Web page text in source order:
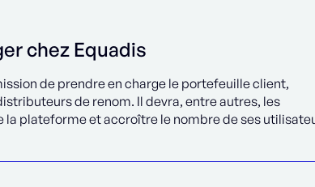
chez Equadis
de prendre en charge le portefeuille client,
de renom. Il devra, entre autres, les
plateforme et accroître le nombre de ses